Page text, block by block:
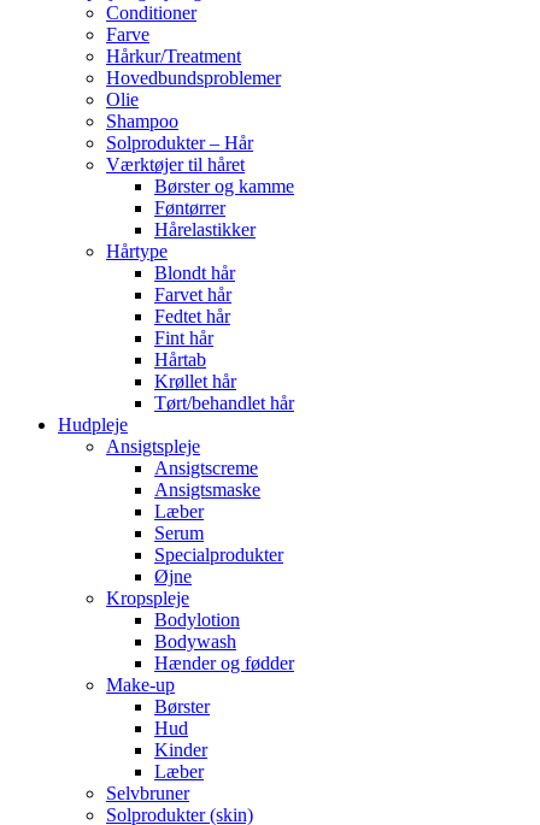
Conditioner
Farve
Hårkur/Treatment
Hovedbundsproblemer
Olie
Shampoo
Solprodukter – Hår
Værktøjer til håret
Børster og kamme
Føntørrer
Hårelastikker
Hårtype
Blondt hår
Farvet hår
Fedtet hår
Fint hår
Hårtab
Krøllet hår
Tørt/behandlet hår
Hudpleje
Ansigtspleje
Ansigtscreme
Ansigtsmaske
Læber
Serum
Specialprodukter
Øjne
Kropspleje
Bodylotion
Bodywash
Hænder og fødder
Make-up
Børster
Hud
Kinder
Læber
Selvbruner
Solprodukter (skin)